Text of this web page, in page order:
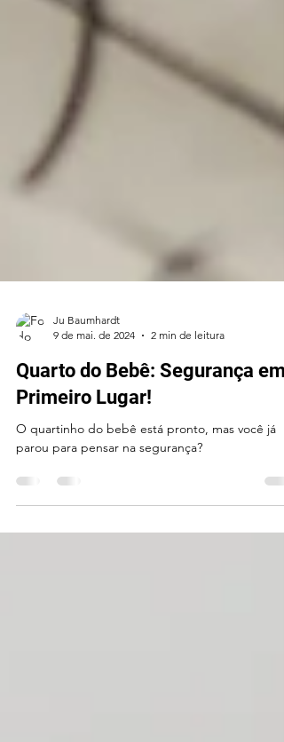
9 de mai. de 2024
2 min de leitura
Quarto do Bebê: Segurança em
Primeiro Lugar!
parou para pensar na segurança?